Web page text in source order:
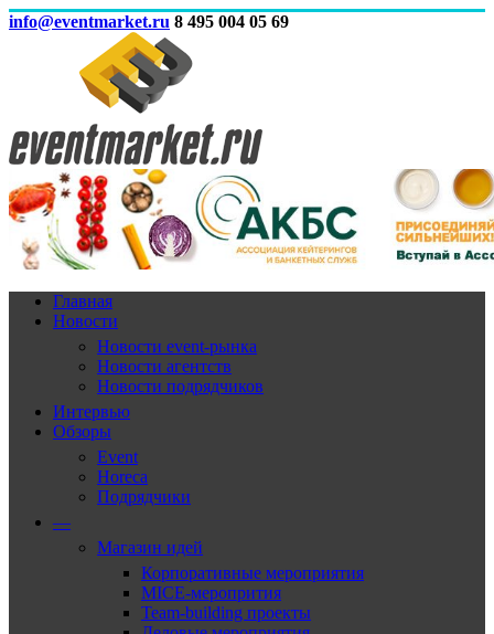
info@eventmarket.ru 8 495 004 05 69
Главная
Новости
Новости event-рынка
Новости агентств
Новости подрядчиков
Интервью
Обзоры
Event
Horeca
Подрядчики
—
Магазин идей
Корпоративные мероприятия
MICE-меропрития
Team-building проекты